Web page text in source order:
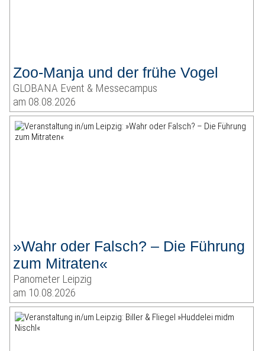
Zoo-Manja und der frühe Vogel
GLOBANA Event & Messecampus
am 08.08.2026
»Wahr oder Falsch? – Die Führung
zum Mitraten«
Panometer Leipzig
am 10.08.2026